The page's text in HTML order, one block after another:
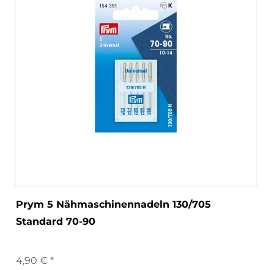
Prym 5 Nähmaschinennadeln 130/705
Standard 70-90
4,90 € *